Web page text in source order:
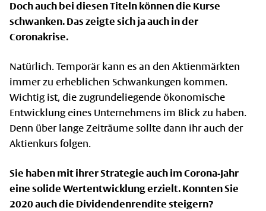
Doch auch bei diesen Titeln können die Kurse
schwanken. Das zeigte sich ja auch in der
Coronakrise.
Natürlich. Temporär kann es an den Aktienmärkten
immer zu erheblichen Schwankungen kommen.
Wichtig ist, die zugrundeliegende ökonomische
Entwicklung eines Unternehmens im Blick zu haben.
Denn über lange Zeiträume sollte dann ihr auch der
Aktienkurs folgen.
Sie haben mit ihrer Strategie auch im Corona-Jahr
eine solide Wertentwicklung erzielt. Konnten Sie
2020 auch die Dividendenrendite steigern?